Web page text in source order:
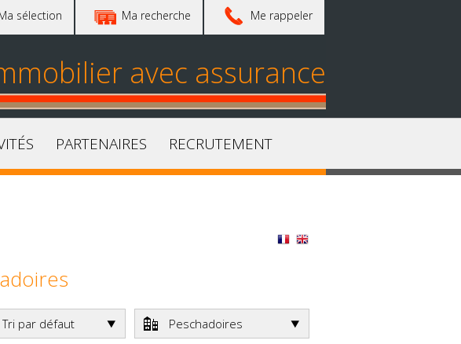
avec assurance
Me rappeler
Ma recherche
sélection
PARTENAIRES RECRUTEMENT
Tri par défaut Peschadoires